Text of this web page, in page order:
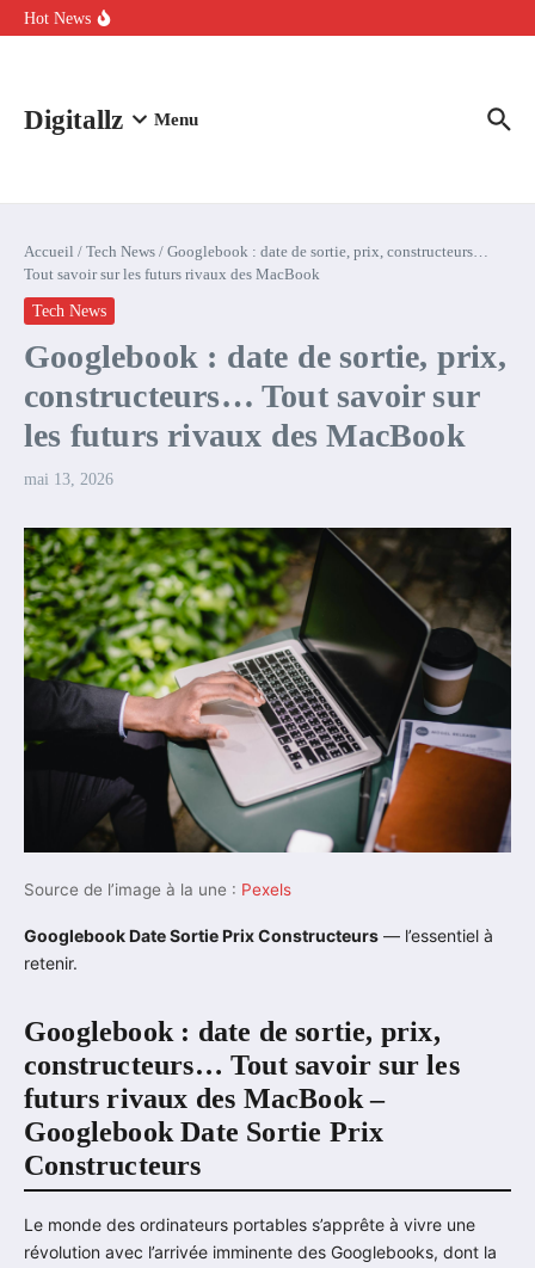
Aller au contenu
Hot News
Comment l’IA simplifie la data de caisse pour la transformer en
Digitallz Menu
Accueil / Tech News / Googlebook : date de sortie, prix, constructeurs…
Tout savoir sur les futurs rivaux des MacBook
Tech News
Googlebook : date de sortie, prix,
constructeurs… Tout savoir sur
les futurs rivaux des MacBook
mai 13, 2026
Source de l’image à la une : Pexels
Googlebook Date Sortie Prix Constructeurs — l’essentiel à
retenir.
Googlebook : date de sortie, prix,
constructeurs… Tout savoir sur les
futurs rivaux des MacBook –
Googlebook Date Sortie Prix
Constructeurs
Le monde des ordinateurs portables s’apprête à vivre une
révolution avec l’arrivée imminente des Googlebooks, dont la